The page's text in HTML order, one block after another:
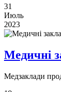
31
Июль
2023
Медичні
Медзаклади